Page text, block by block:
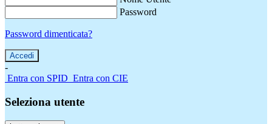
Password
Password dimenticata?
-
Entra con SPID Entra con CIE
Seleziona utente